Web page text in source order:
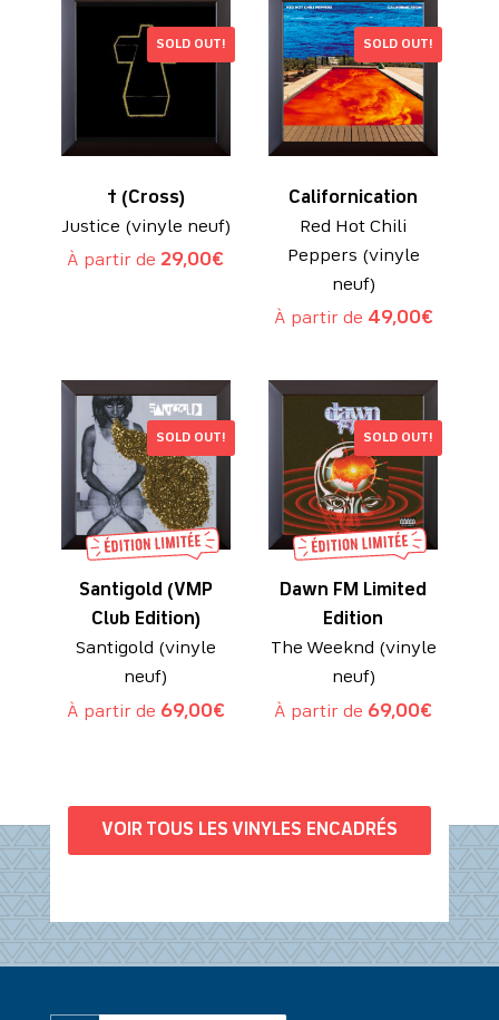
SOLD OUT!
† (Cross)
Justice (vinyle neuf)
À partir de 29,00€
SOLD OUT!
Californication
Red Hot Chili
Peppers (vinyle
neuf)
À partir de 49,00€
SOLD OUT!
Santigold (VMP
Club Edition)
Santigold (vinyle
neuf)
À partir de 69,00€
SOLD OUT!
Dawn FM Limited
Edition
The Weeknd (vinyle
neuf)
À partir de 69,00€
VOIR TOUS LES VINYLES ENCADRÉS